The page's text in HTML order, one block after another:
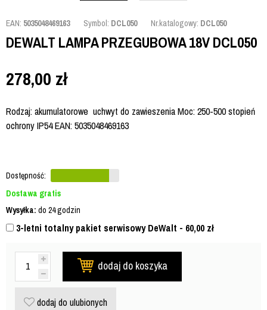
EAN: 5035048469163 Symbol: DCL050 Nr.katalogowy: DCL050
DEWALT LAMPA PRZEGUBOWA 18V DCL050
278,00 zł
Rodzaj: akumulatorowe uchwyt do zawieszenia Moc: 250-500 stopień
ochrony IP54 EAN: 5035048469163
Dostępność:
Dostawa gratis
Wysyłka: do 24 godzin
3-letni totalny pakiet serwisowy DeWalt - 60,00 zł
dodaj do koszyka
dodaj do ulubionych